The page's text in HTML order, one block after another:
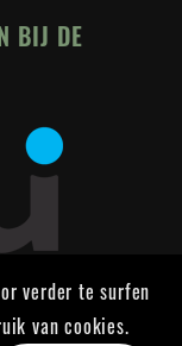
BIJ DE
verder te surfen
van cookies.